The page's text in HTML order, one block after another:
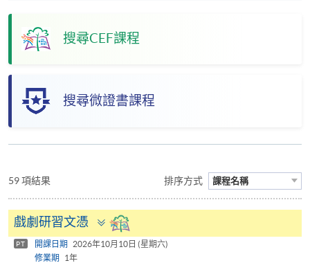
搜尋CEF課程
搜尋微證書課程
59 項結果 排序方式 課程名稱
戲劇研習文憑
Toggle
panel
PT 開課日期
2026年10月10日 (星期六)
修業期
1年